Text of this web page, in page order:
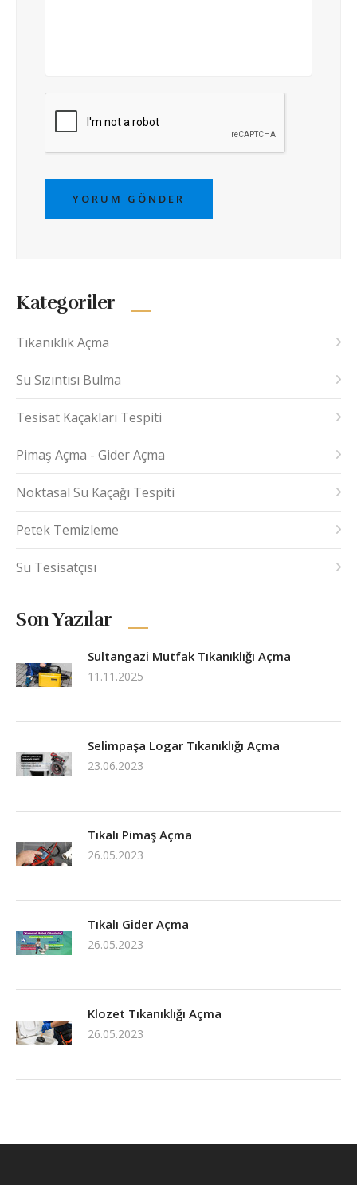
YORUM GÖNDER
Kategoriler
Tıkanıklık Açma
Su Sızıntısı Bulma
Tesisat Kaçakları Tespiti
Pimaş Açma - Gider Açma
Noktasal Su Kaçağı Tespiti
Petek Temizleme
Su Tesisatçısı
Son Yazılar
Sultangazi Mutfak Tıkanıklığı Açma
11.11.2025
Selimpaşa Logar Tıkanıklığı Açma
23.06.2023
Tıkalı Pimaş Açma
26.05.2023
Tıkalı Gider Açma
26.05.2023
Klozet Tıkanıklığı Açma
26.05.2023